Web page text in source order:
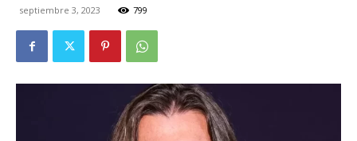
septiembre 3, 2023 799